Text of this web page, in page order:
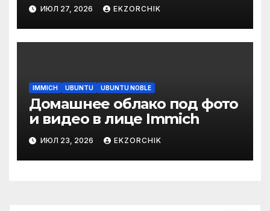
ИЮЛ 27, 2026 EKZORCHIK
IMMICH UBUNTU UBUNTU NOBLE
Домашнее облако под фото
и видео в лице Immich
ИЮЛ 23, 2026 EKZORCHIK